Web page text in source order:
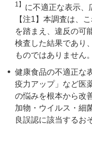
1】 に不適正な表示、
【注1】本調査は、
を踏まえ、違反の可
検査した結果であり
ものではありません。
健康食品の不適正な
疫力アップ」など医
の悩みを根本から改
加物・ウイルス・細
良誤認に該当するお